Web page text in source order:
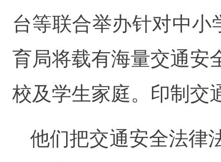
台等联合举办针对中小
育局将载有海量交通安
校及学生家庭。印制交
他们把交通安全法律